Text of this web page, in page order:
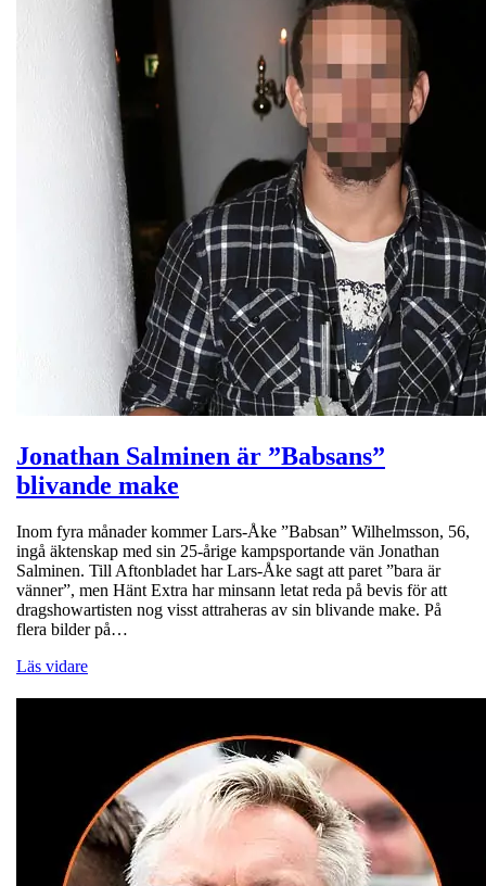
Jonathan Salminen är ”Babsans”
blivande make
Inom fyra månader kommer Lars-Åke ”Babsan” Wilhelmsson, 56,
ingå äktenskap med sin 25-årige kampsportande vän Jonathan
Salminen. Till Aftonbladet har Lars-Åke sagt att paret ”bara är
vänner”, men Hänt Extra har minsann letat reda på bevis för att
dragshowartisten nog visst attraheras av sin blivande make. På
flera bilder på…
Läs vidare